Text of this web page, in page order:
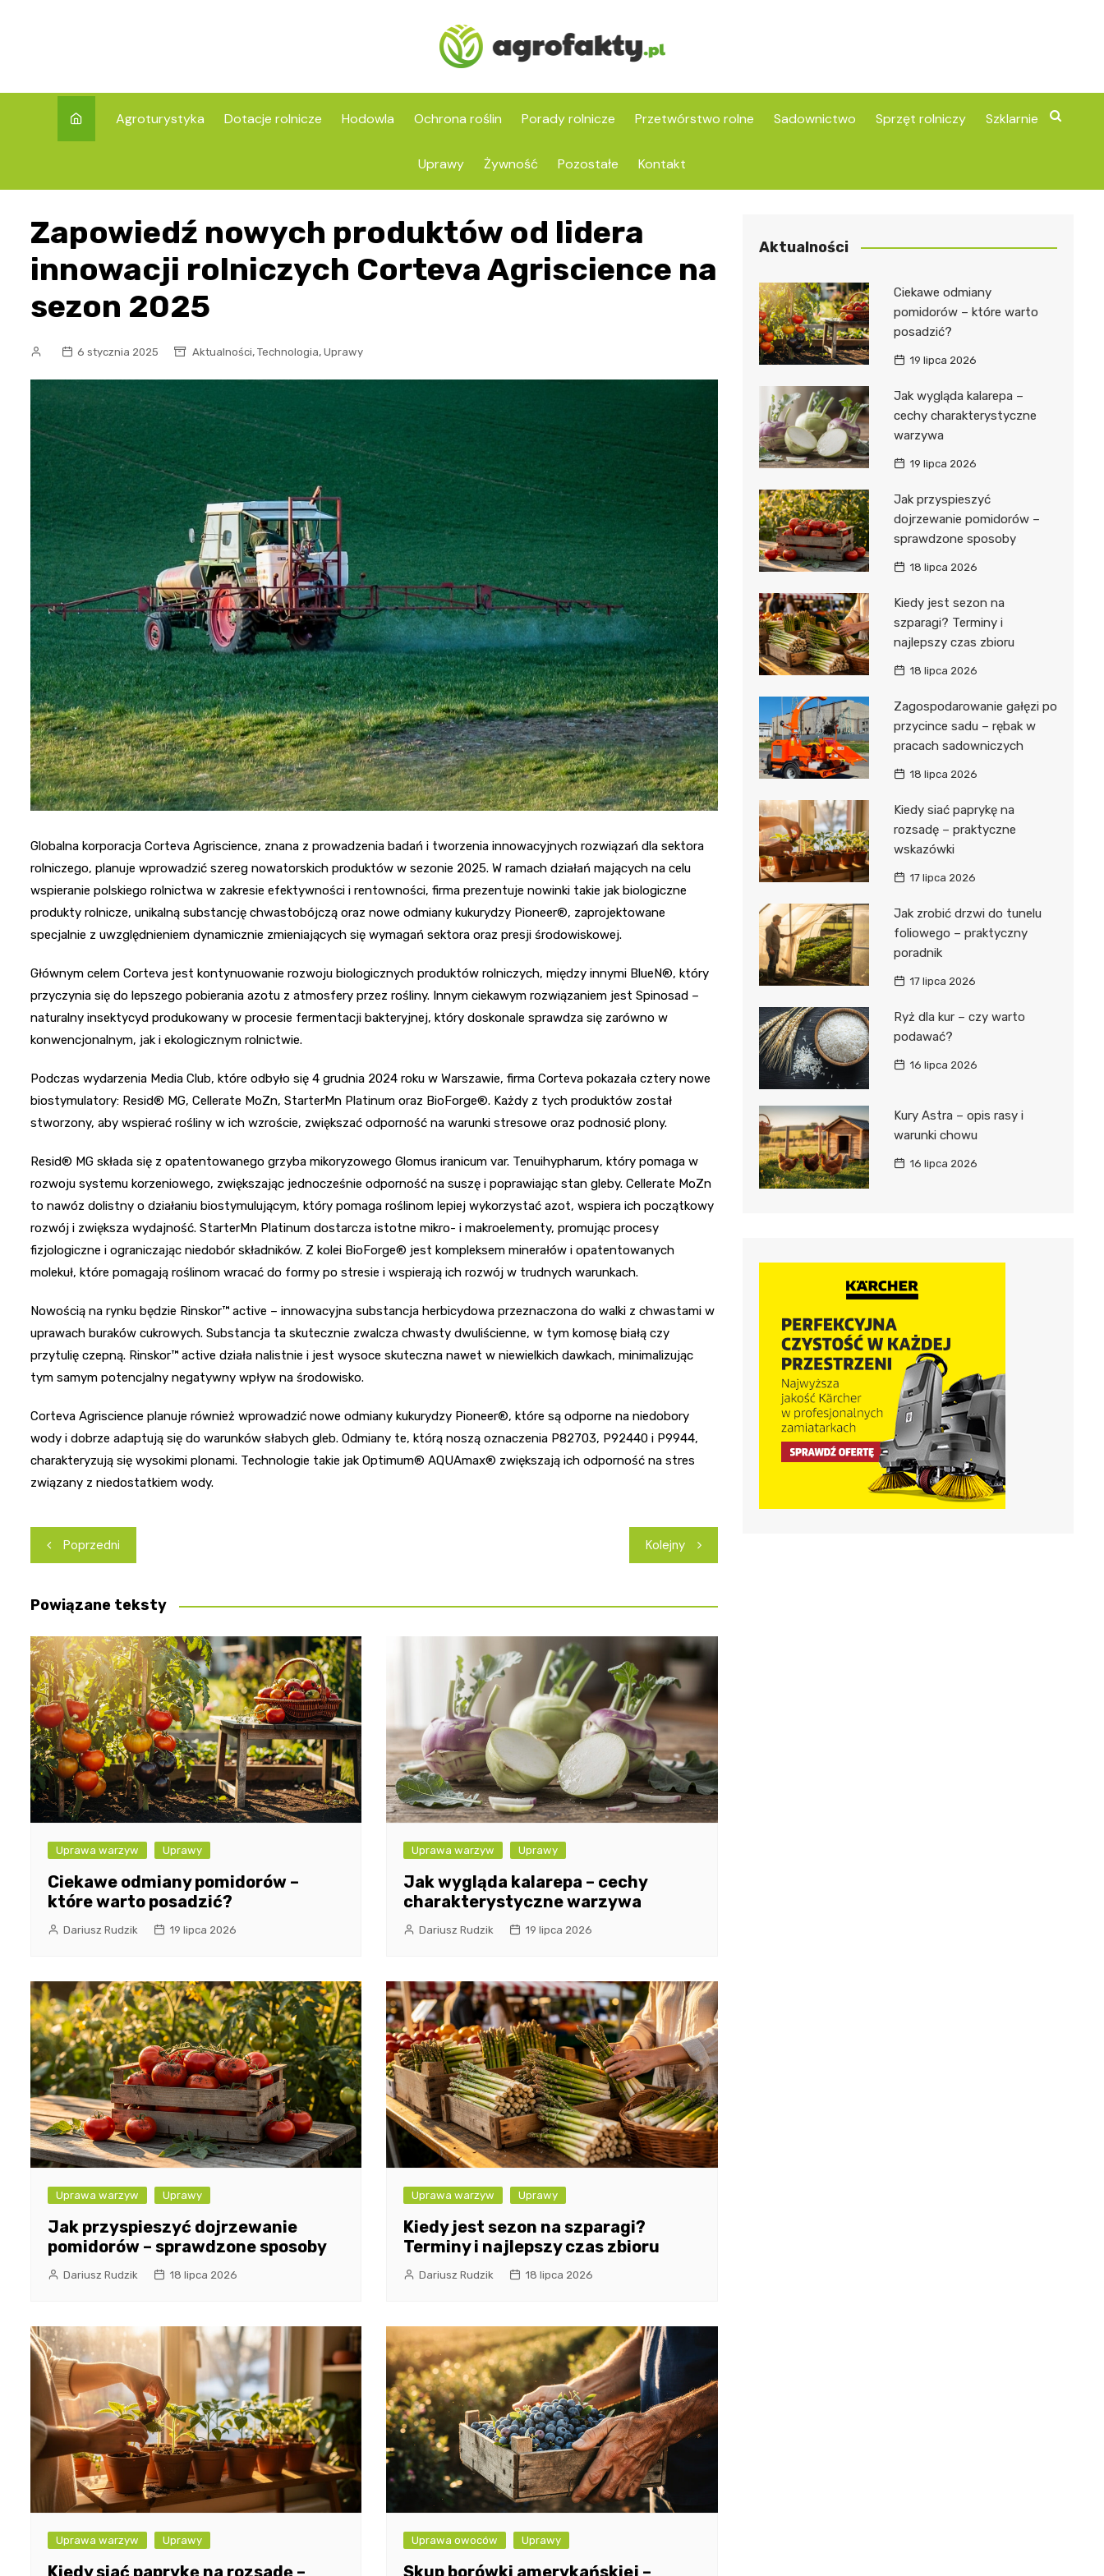
Agroturystyka Dotacje rolnicze Hodowla Ochrona roślin Porady rolnicze Przetwórstwo rolne Sadownictwo Sprzęt rolniczy Szklarnie
Uprawy Żywność Pozostałe Kontakt
Zapowiedź nowych produktów od lidera
innowacji rolniczych Corteva Agriscience na
sezon 2025
6 stycznia 2025 Aktualności, Technologia, Uprawy
Globalna korporacja Corteva Agriscience, znana z prowadzenia badań i tworzenia innowacyjnych rozwiązań dla sektora
rolniczego, planuje wprowadzić szereg nowatorskich produktów w sezonie 2025. W ramach działań mających na celu
wspieranie polskiego rolnictwa w zakresie efektywności i rentowności, firma prezentuje nowinki takie jak biologiczne
produkty rolnicze, unikalną substancję chwastobójczą oraz nowe odmiany kukurydzy Pioneer®, zaprojektowane
specjalnie z uwzględnieniem dynamicznie zmieniających się wymagań sektora oraz presji środowiskowej.
Głównym celem Corteva jest kontynuowanie rozwoju biologicznych produktów rolniczych, między innymi BlueN®, który
przyczynia się do lepszego pobierania azotu z atmosfery przez rośliny. Innym ciekawym rozwiązaniem jest Spinosad –
naturalny insektycyd produkowany w procesie fermentacji bakteryjnej, który doskonale sprawdza się zarówno w
konwencjonalnym, jak i ekologicznym rolnictwie.
Podczas wydarzenia Media Club, które odbyło się 4 grudnia 2024 roku w Warszawie, firma Corteva pokazała cztery nowe
biostymulatory: Resid® MG, Cellerate MoZn, StarterMn Platinum oraz BioForge®. Każdy z tych produktów został
stworzony, aby wspierać rośliny w ich wzroście, zwiększać odporność na warunki stresowe oraz podnosić plony.
Resid® MG składa się z opatentowanego grzyba mikoryzowego Glomus iranicum var. Tenuihypharum, który pomaga w
rozwoju systemu korzeniowego, zwiększając jednocześnie odporność na suszę i poprawiając stan gleby. Cellerate MoZn
to nawóz dolistny o działaniu biostymulującym, który pomaga roślinom lepiej wykorzystać azot, wspiera ich początkowy
rozwój i zwiększa wydajność. StarterMn Platinum dostarcza istotne mikro- i makroelementy, promując procesy
fizjologiczne i ograniczając niedobór składników. Z kolei BioForge® jest kompleksem minerałów i opatentowanych
molekuł, które pomagają roślinom wracać do formy po stresie i wspierają ich rozwój w trudnych warunkach.
Nowością na rynku będzie Rinskor™ active – innowacyjna substancja herbicydowa przeznaczona do walki z chwastami w
uprawach buraków cukrowych. Substancja ta skutecznie zwalcza chwasty dwuliścienne, w tym komosę białą czy
przytulię czepną. Rinskor™ active działa nalistnie i jest wysoce skuteczna nawet w niewielkich dawkach, minimalizując
tym samym potencjalny negatywny wpływ na środowisko.
Corteva Agriscience planuje również wprowadzić nowe odmiany kukurydzy Pioneer®, które są odporne na niedobory
wody i dobrze adaptują się do warunków słabych gleb. Odmiany te, którą noszą oznaczenia P82703, P92440 i P9944,
charakteryzują się wysokimi plonami. Technologie takie jak Optimum® AQUAmax® zwiększają ich odporność na stres
związany z niedostatkiem wody.
Nawigacja
wpisu
Poprzedni Kolejny
Powiązane teksty
Uprawa warzyw Uprawy
Ciekawe odmiany pomidorów –
które warto posadzić?
Dariusz Rudzik 19 lipca 2026
Uprawa warzyw Uprawy
Jak wygląda kalarepa – cechy
charakterystyczne warzywa
Dariusz Rudzik 19 lipca 2026
Uprawa warzyw Uprawy
Jak przyspieszyć dojrzewanie
pomidorów – sprawdzone sposoby
Dariusz Rudzik 18 lipca 2026
Uprawa warzyw Uprawy
Kiedy jest sezon na szparagi?
Terminy i najlepszy czas zbioru
Dariusz Rudzik 18 lipca 2026
Uprawa warzyw Uprawy
Kiedy siać paprykę na rozsadę –
Uprawa owoców Uprawy
Skup borówki amerykańskiej –
Aktualności
Ciekawe odmiany
pomidorów – które warto
posadzić?
19 lipca 2026
Jak wygląda kalarepa –
cechy charakterystyczne
warzywa
19 lipca 2026
Jak przyspieszyć
dojrzewanie pomidorów –
sprawdzone sposoby
18 lipca 2026
Kiedy jest sezon na
szparagi? Terminy i
najlepszy czas zbioru
18 lipca 2026
Zagospodarowanie gałęzi po
przycince sadu – rębak w
pracach sadowniczych
18 lipca 2026
Kiedy siać paprykę na
rozsadę – praktyczne
wskazówki
17 lipca 2026
Jak zrobić drzwi do tunelu
foliowego – praktyczny
poradnik
17 lipca 2026
Ryż dla kur – czy warto
podawać?
16 lipca 2026
Kury Astra – opis rasy i
warunki chowu
16 lipca 2026